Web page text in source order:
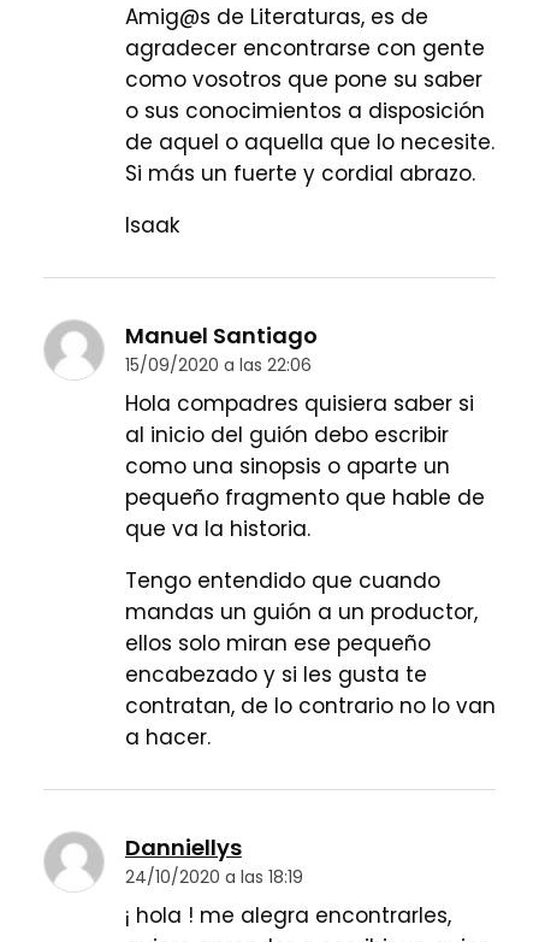
Amig@s de Literaturas, es de
agradecer encontrarse con gente
como vosotros que pone su saber
o sus conocimientos a disposición
de aquel o aquella que lo necesite.
Si más un fuerte y cordial abrazo.
Isaak
Manuel Santiago
15/09/2020 a las 22:06
Hola compadres quisiera saber si
al inicio del guión debo escribir
como una sinopsis o aparte un
pequeño fragmento que hable de
que va la historia.
Tengo entendido que cuando
mandas un guión a un productor,
ellos solo miran ese pequeño
encabezado y si les gusta te
contratan, de lo contrario no lo van
a hacer.
Danniellys
24/10/2020 a las 18:19
¡ hola ! me alegra encontrarles,